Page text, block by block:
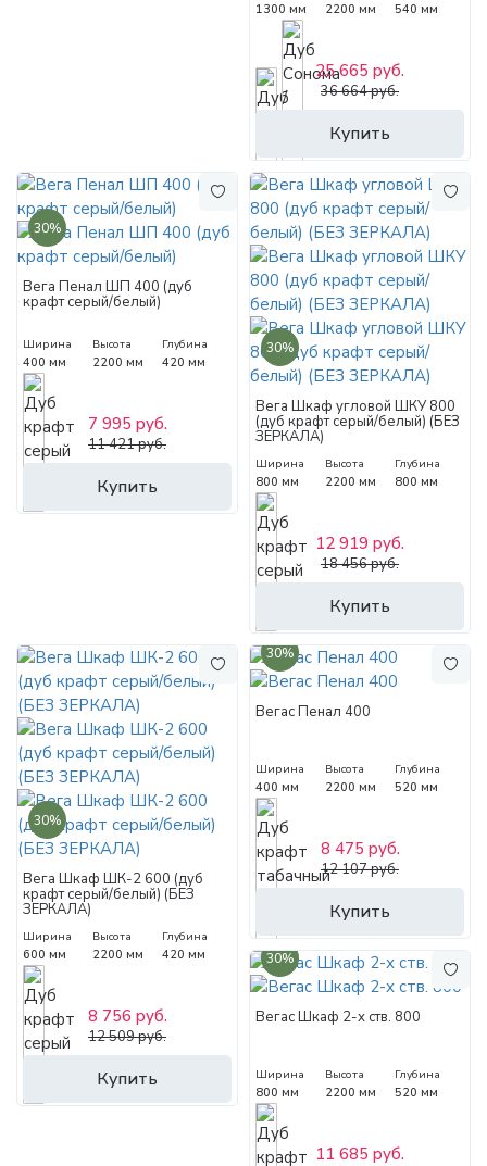
1300 мм 2200 мм 540 мм
Купить
25 665 руб.
36 664 руб.
30%
Вега Пенал ШП 400 (дуб
крафт серый/белый)
Ширина
400 мм
Высота
2200 мм
Глубина
420 мм
Купить
7 995 руб.
11 421 руб.
30%
Вега Шкаф угловой ШКУ 800
(дуб крафт серый/белый) (БЕЗ
ЗЕРКАЛА)
Ширина
800 мм
Высота
2200 мм
Глубина
800 мм
Купить
12 919 руб.
18 456 руб.
30%
Вега Шкаф ШК-2 600 (дуб
крафт серый/белый) (БЕЗ
ЗЕРКАЛА)
Ширина
600 мм
Высота
2200 мм
Глубина
420 мм
Купить
8 756 руб.
12 509 руб.
30%
Вегас Пенал 400
Ширина
400 мм
Высота
2200 мм
Глубина
520 мм
Купить
8 475 руб.
12 107 руб.
30%
Вегас Шкаф 2-х ств. 800
Ширина
800 мм
Высота
2200 мм
Глубина
520 мм
11 685 руб.